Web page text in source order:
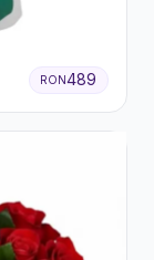
RON489